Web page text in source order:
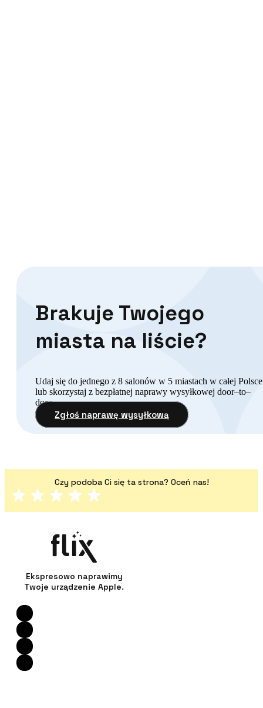
Brakuje Twojego
miasta na liście?
Udaj się do jednego z 8 salonów w 5 miastach w całej Polsce
lub skorzystaj z bezpłatnej naprawy wysyłkowej door–to–
door.
Zgłoś naprawę wysyłkową
Czy podoba Ci się ta strona? Oceń nas!
Ekspresowo naprawimy
Twoje urządzenie Apple.